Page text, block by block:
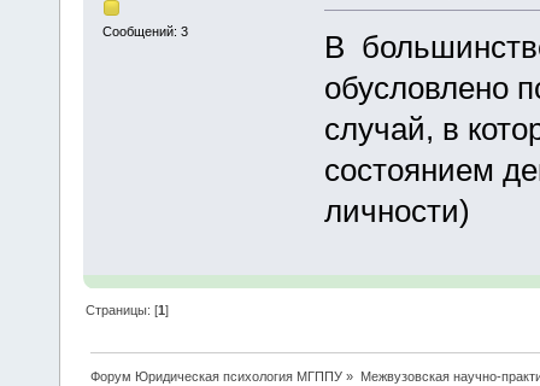
Сообщений: 3
В
обусловлено
случай, в
состоянием
личности)
Страницы: [1]
Форум Юридическая психология МГППУ » Межвузовская научно-